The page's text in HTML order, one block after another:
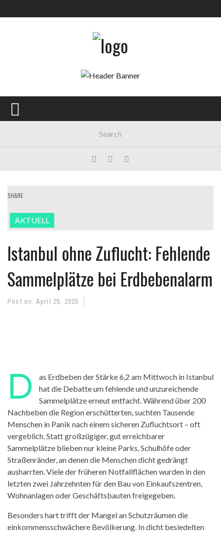
SHARE
AKTUELL
Istanbul ohne Zuflucht: Fehlende
Sammelplätze bei Erdbebenalarm
Post on: April 25, 2025
D
as Erdbeben der Stärke 6,2 am Mittwoch in Istanbul
hat die Debatte um fehlende und unzureichende
Sammelplätze erneut entfacht. Während über 200
Nachbeben die Region erschütterten, suchten Tausende
Menschen in Panik nach einem sicheren Zufluchtsort – oft
vergeblich. Statt großzügiger, gut erreichbarer
Sammelplätze blieben nur kleine Parks, Schulhöfe oder
Straßenränder, an denen die Menschen dicht gedrängt
ausharrten. Viele der früheren Notfallflächen wurden in den
letzten zwei Jahrzehnten für den Bau von Einkaufszentren,
Wohnanlagen oder Geschäftsbauten freigegeben.
Besonders hart trifft der Mangel an Schutzräumen die
einkommensschwächere Bevölkerung. In dicht besiedelten